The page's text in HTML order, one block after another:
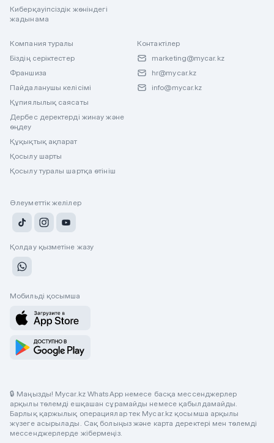
Киберқауіпсіздік жөніндегі
жадынама
Компания туралы
Біздің серіктестер
Франшиза
Пайдаланушы келісімі
Құпиялылық саясаты
Дербес деректерді жинау және
өңдеу
Құқықтық ақпарат
Қосылу шарты
Қосылу туралы шартқа өтініш
Контактілер
marketing@mycar.kz
hr@mycar.kz
info@mycar.kz
Әлеуметтік желілер
Қолдау қызметіне жазу
Мобильді қосымша
🔒 Маңызды! Mycar.kz WhatsApp немесе басқа мессенджерлер
арқылы төлемді ешқашан сұрамайды немесе қабылдамайды.
Барлық қаржылық операциялар тек Mycar.kz қосымша арқылы
жүзеге асырылады. Сақ болыңыз және карта деректері мен төлемді
мессенджерлерде жібермеңіз.